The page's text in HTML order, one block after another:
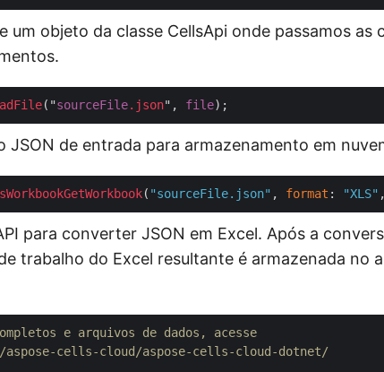
um objeto da classe CellsApi onde passamos as
("sourceFile.json", file
JSON de entrada para armazenamento em
( "sourceFile.json" , format : "XLS"
para converter JSON em Excel. Após a
trabalho do Excel resultante é armazenada no
e arquivos de dados, acesse
aspose-cells-cloud/aspose-cells-cloud-dotnet/